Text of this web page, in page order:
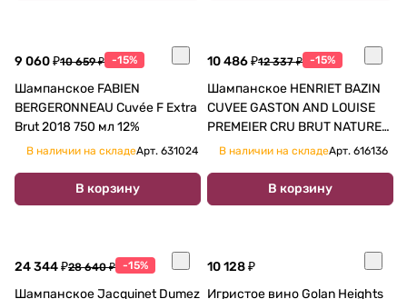
9 060 ₽10 659 ₽ -15%
Шампанское FABIEN
BERGERONNEAU Cuvée F Extra
Brut 2018 750 мл 12%
В наличии на складеАрт. 631024
В корзину
10 486 ₽12 337 ₽ -15%
Шампанское HENRIET BAZIN
CUVEE GASTON AND LOUISE
PREMEIER CRU BRUT NATURE
750 мл
В наличии на складеАрт. 616136
В корзину
24 344 ₽28 640 ₽ -15%
Шампанское Jacquinet Dumez
10 128 ₽
Игристое вино Golan Heights